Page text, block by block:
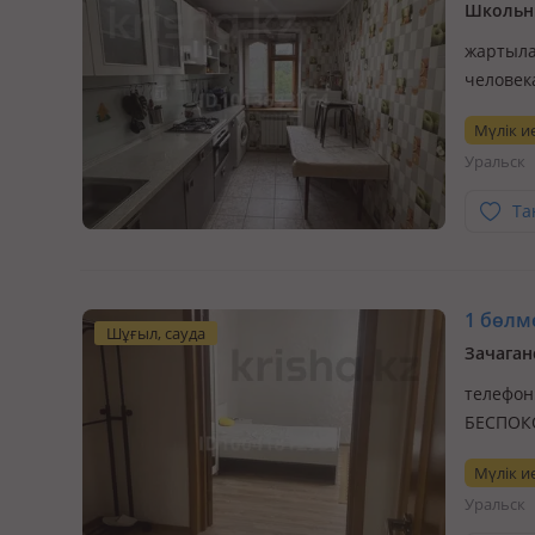
Мүлік
Уральск
Шұғыл, сауда 1
бытовая
Мүлік
Уральск